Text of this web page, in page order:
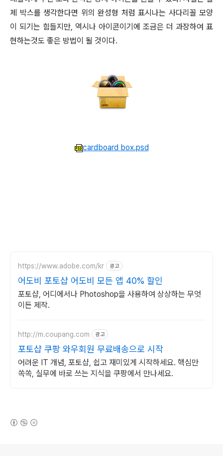
제 박스를 생각한다면 위의 완성형 처럼 표시나는 사다리꼴 모양
이 되기는 힘들지만, 역시나 아이콘이기에 조금은 더 과장하여 표
현하는것도 좋은 방법이 될 것이다.
cardboard box.psd
https://www.adobe.com/kr 광고
어도비 포토샵 어도비 모든 앱 40% 할인
포토샵, 어디에서나 Photoshop을 사용하여 상상하는 무엇
이든 제작.
http://m.coupang.com 광고
포토샵 쿠팡 와우회원 무료배송으로 시작
어려운 IT 개념, 포토샵, 쉽고 재미있게 시작하세요. 핵심만
쏙쏙, 실무에 바로 쓰는 지식을 쿠팡에서 만나세요.